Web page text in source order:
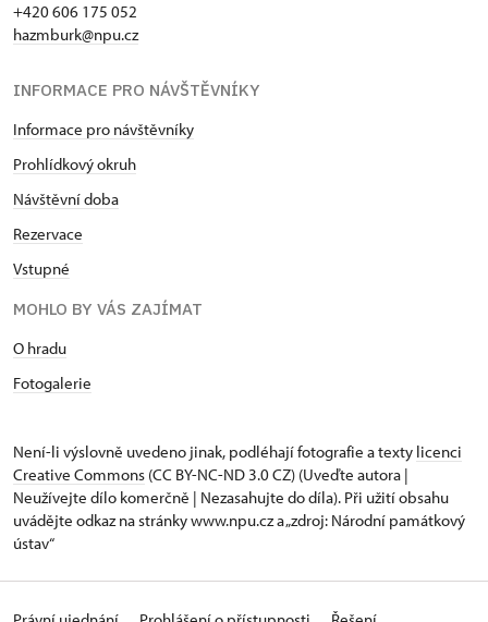
trhliny. Hned sice ustal, ale někteří lidé i nadále
varovali před změnami, k nimž jistě dochází pod
vedle dvou hlavních trhlin objevila řada příčných
trhlinek a také půda se místy vzdouvala. Na cestě
se začala měnit v elipsu. Na Velký pátek o 3. hodině
ranní začala praskat okna a dveře v chalupách
Lidé pochopili, že proti přírodním silám jsou zcela
horniny v podobě lichoběžníku o výměře asi
Hornina se posouvala rychlostí viditelnou pouhým
okem až do druhé hodiny odpolední, pak už
celou Bílou sobotu a zastavil se až na Boží hod
velikonoční. Za 55 hodin se půda posunula
o 54 metrů, čili pohybovala se rychlostí téměř
jednoho metru za hodinu. Jak zaznamenal učitel
+420 606 175 052
hazmburk@npu.cz
INFORMACE PRO NÁVŠTĚVNÍKY
Informace pro návštěvníky
Prohlídkový okruh
Návštěvní doba
Rezervace
Vstupné
MOHLO BY VÁS ZAJÍMAT
O hradu
Fotogalerie
Není-li výslovně uvedeno jinak, podléhají fotografie a texty licenci
Creative Commons (CC BY-NC-ND 3.0 CZ) (Uveďte autora |
Neužívejte dílo komerčně | Nezasahujte do díla). Při užití obsahu
uvádějte odkaz na stránky www.npu.cz a „zdroj: Národní památkový
ústav“